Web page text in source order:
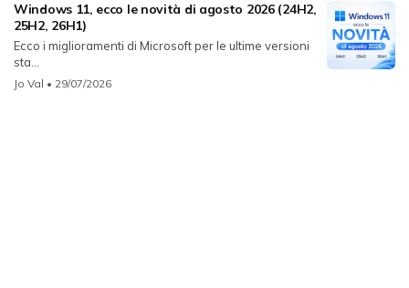
Windows 11, ecco le novità di agosto 2026 (24H2,
25H2, 26H1)
Ecco i miglioramenti di Microsoft per le ultime versioni
sta...
Jo Val • 29/07/2026